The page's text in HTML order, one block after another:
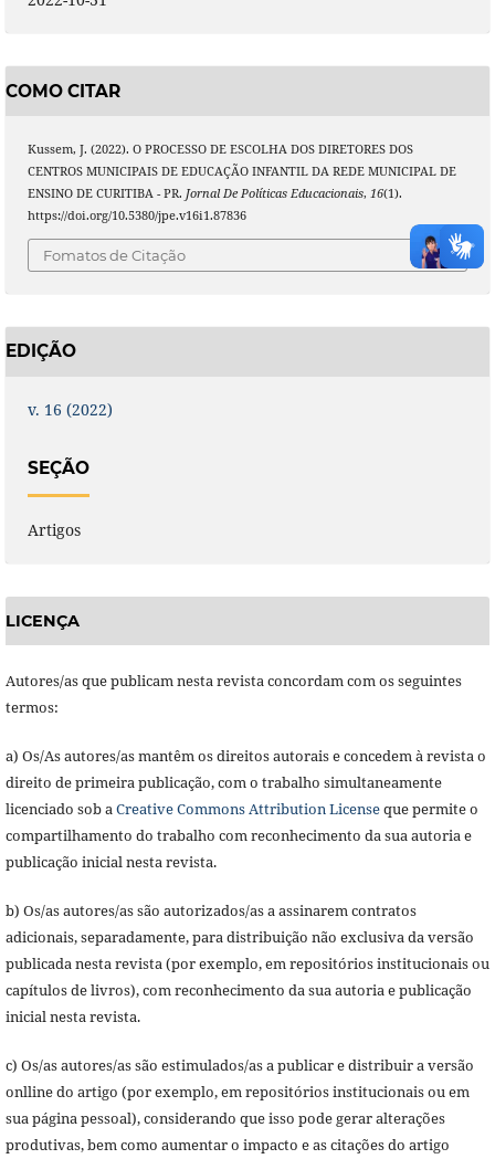
COMO CITAR
Kussem, J. (2022). O PROCESSO DE ESCOLHA DOS DIRETORES DOS
CENTROS MUNICIPAIS DE EDUCAÇÃO INFANTIL DA REDE MUNICIPAL DE
ENSINO DE CURITIBA - PR. Jornal De Políticas Educacionais, 16(1).
https://doi.org/10.5380/jpe.v16i1.87836
Fomatos de Citação
EDIÇÃO
v. 16 (2022)
SEÇÃO
Artigos
LICENÇA
Autores/as que publicam nesta revista concordam com os seguintes
termos:
a) Os/As autores/as mantêm os direitos autorais e concedem à revista o
direito de primeira publicação, com o trabalho simultaneamente
licenciado sob aCreative Commons Attribution Licenseque permite o
compartilhamento do trabalho com reconhecimento da sua autoria e
publicação inicial nesta revista.
b) Os/as autores/as são autorizados/as a assinarem contratos
adicionais, separadamente, para distribuição não exclusiva da versão
publicada nesta revista (por exemplo, em repositórios institucionais ou
capítulos de livros), com reconhecimento da sua autoria e publicação
inicial nesta revista.
c) Os/as autores/as são estimulados/as a publicar e distribuir a versão
onlline do artigo (por exemplo, em repositórios institucionais ou em
sua página pessoal), considerando que isso pode gerar alterações
produtivas, bem como aumentar o impacto e as citações do artigo